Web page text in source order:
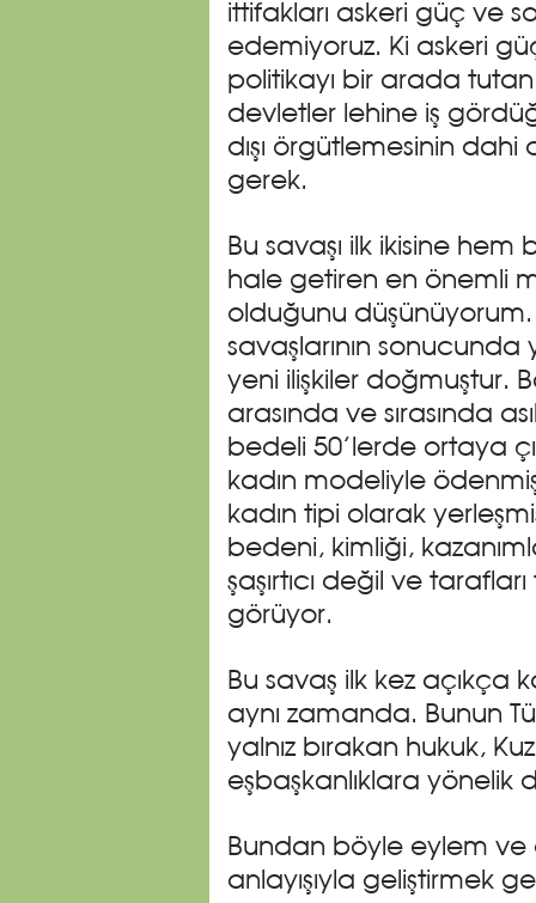
ittifakları askeri güç ve
edemiyoruz. Ki askeri
politikayı bir arada
devletler lehine iş
dışı örgütlemesinin dahi
gerek.
Bu savaşı ilk ikisine
hale getiren en önemli
olduğunu
savaşlarının sonucunda
yeni ilişkiler doğmuştur.
arasında ve sırasında
bedeli 50’lerde ortaya
kadın modeliyle
kadın tipi olarak
bedeni, kimliği,
şaşırtıcı değil ve
görüyor.
Bu savaş ilk kez açıkça
aynı zamanda. Bunun
yalnız bırakan hukuk,
eşbaşkanlıklara yönelik
Bundan böyle eylem ve
anlayışıyla geliştirmek